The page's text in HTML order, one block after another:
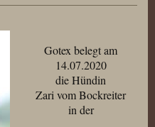
Gotex belegt am
14.07.2020
die Hündin
Zari vom Bockreiter
in der